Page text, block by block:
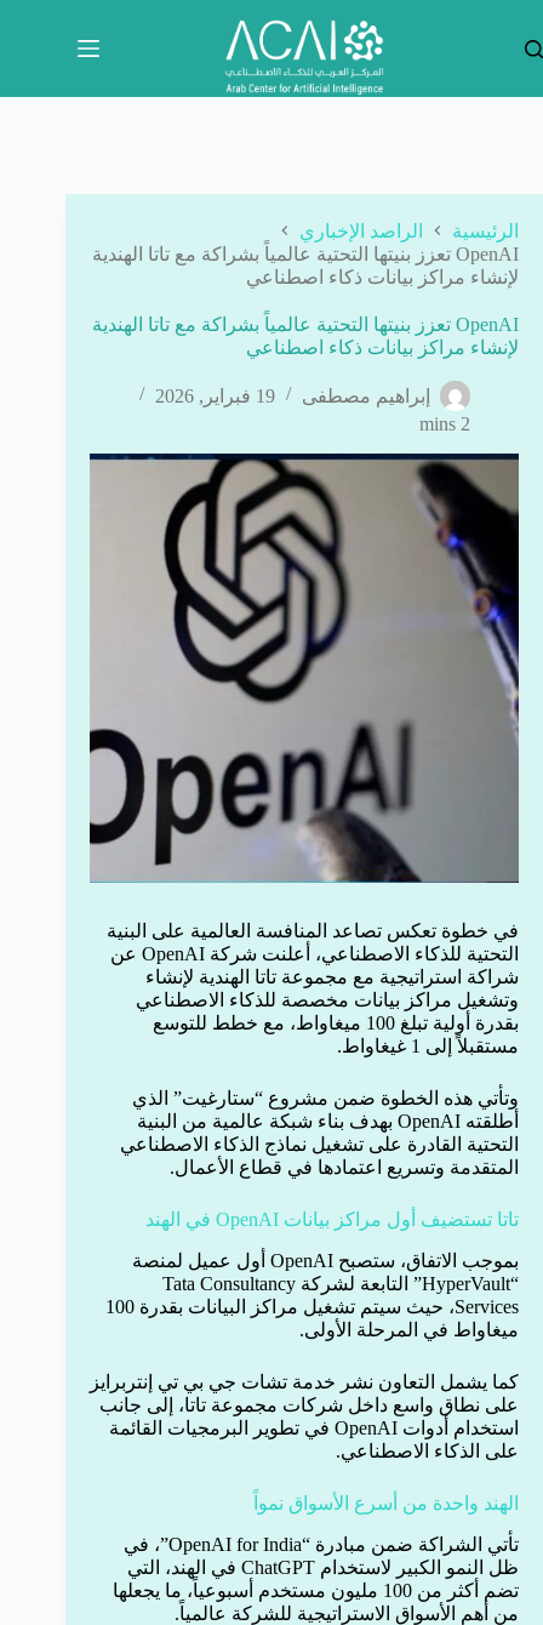
المحتوى
الرئيسية
الراصد الإخباري
OpenAI تعزز بنيتها التحتية عالمياً بشراكة مع تاتا الهندية
لإنشاء مراكز بيانات ذكاء اصطناعي
OpenAI تعزز بنيتها التحتية عالمياً بشراكة مع تاتا الهندية
لإنشاء مراكز بيانات ذكاء اصطناعي
إبراهيم مصطفى
19 فبراير, 2026
2 mins
في خطوة تعكس تصاعد المنافسة العالمية على البنية
التحتية للذكاء الاصطناعي، أعلنت شركة OpenAI عن
شراكة استراتيجية مع مجموعة تاتا الهندية لإنشاء
وتشغيل مراكز بيانات مخصصة للذكاء الاصطناعي
بقدرة أولية تبلغ 100 ميغاواط، مع خطط للتوسع
مستقبلاً إلى 1 غيغاواط.
وتأتي هذه الخطوة ضمن مشروع “ستارغيت” الذي
أطلقته OpenAI بهدف بناء شبكة عالمية من البنية
التحتية القادرة على تشغيل نماذج الذكاء الاصطناعي
المتقدمة وتسريع اعتمادها في قطاع الأعمال.
تاتا تستضيف أول مراكز بيانات OpenAI في الهند
بموجب الاتفاق، ستصبح OpenAI أول عميل لمنصة
“HyperVault” التابعة لشركة Tata Consultancy
Services، حيث سيتم تشغيل مراكز البيانات بقدرة 100
ميغاواط في المرحلة الأولى.
كما يشمل التعاون نشر خدمة تشات جي بي تي إنتربرايز
على نطاق واسع داخل شركات مجموعة تاتا، إلى جانب
استخدام أدوات OpenAI في تطوير البرمجيات القائمة
على الذكاء الاصطناعي.
الهند واحدة من أسرع الأسواق نمواً
تأتي الشراكة ضمن مبادرة “OpenAI for India”، في
ظل النمو الكبير لاستخدام ChatGPT في الهند، التي
تضم أكثر من 100 مليون مستخدم أسبوعياً، ما يجعلها
من أهم الأسواق الاستراتيجية للشركة عالمياً.